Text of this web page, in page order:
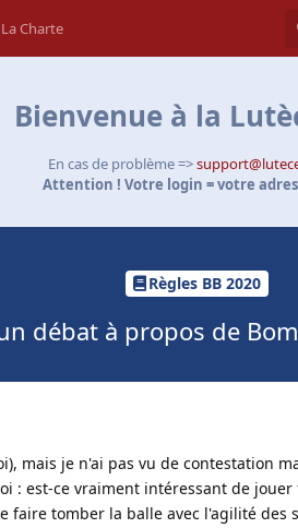
La Charte
Bienvenue à la
En cas de problème =>
Attention ! Votre login = votre
Règles BB 2020
débat à propos de
mais je n'ai pas vu de contestation
: est-ce vraiment intéressant de jouer
tomber la balle avec l'agilité des